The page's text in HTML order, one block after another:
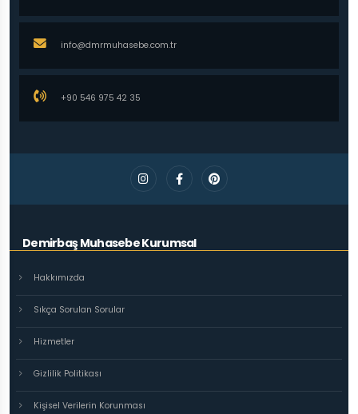
info@dmrmuhasebe.com.tr
+90 546 975 42 35
Demirbaş Muhasebe Kurumsal
Hakkımızda
Sıkça Sorulan Sorular
Hizmetler
Gizlilik Politikası
Kişisel Verilerin Korunması